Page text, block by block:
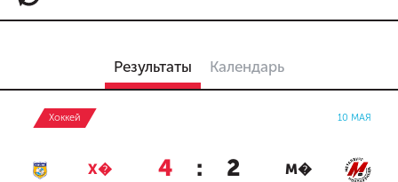
Результаты Календарь
Хоккей 10 МАЯ
Х� 4 : 2 М�